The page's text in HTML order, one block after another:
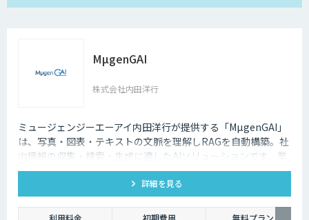
MµgenGAI
株式会社内田洋行
ミュージェンジーエーアイ内田洋行が提供する「MµgenGAI」
は、写真・図表・テキストの文脈を理解しRAGを自動構築。社
内情報の収集・検索・生成に適したAIソリューションです。業
種を問わず業務効率とナレッジ活用を支援します。
詳細を見る
利用料金 初期費用
無料プラン